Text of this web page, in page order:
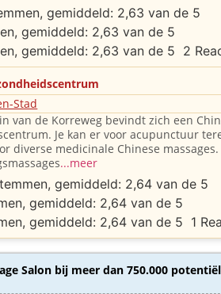
2
Stad
van de Korreweg bevindt zich een
Je kan er voor acupunctuur
diverse medicinale Chinese massages.
...meer
1
Salon bij meer dan 750.000